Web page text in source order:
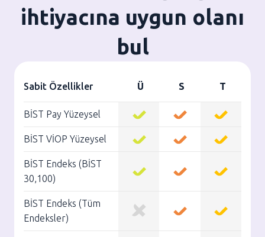
ihtiyacına uygun olanı
bul
Sabit Özellikler
BİST Pay Yüzeysel
BİST VİOP Yüzeysel
BİST Endeks (BİST
30,100)
BİST Endeks (Tüm
Endeksler)